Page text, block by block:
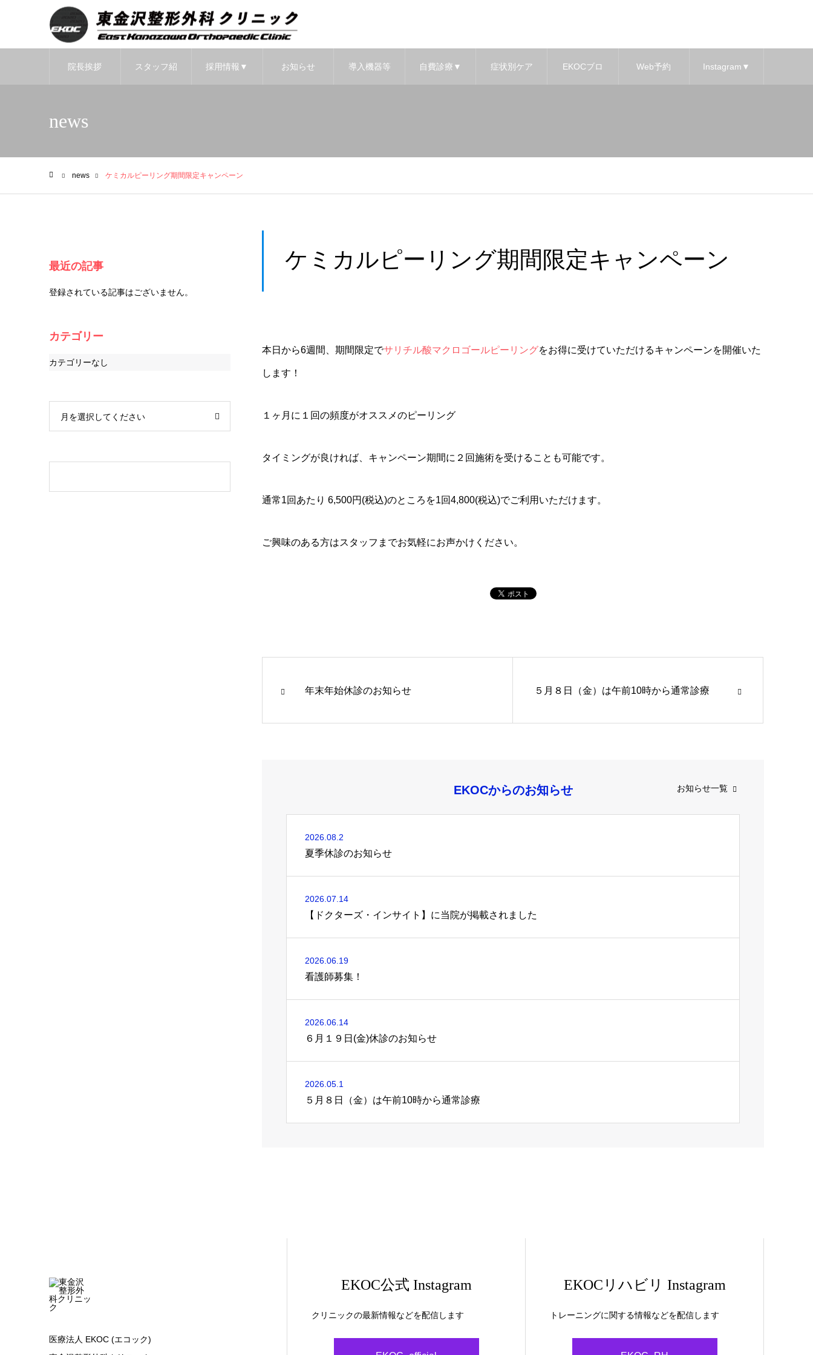
院長挨拶 スタッフ紹 採用情報▼ お知らせ 導入機器等 自費診療▼ 症状別ケア EKOCブロ Web予約 Instagram▼
news
news ケミカルピーリング期間限定キャンペーン
ケミカルピーリング期間限定キャンペーン
本日から6週間、期間限定でサリチル酸マクロゴールピーリングをお得に受けていただけるキャンペーンを開催いた
します！
１ヶ月に１回の頻度がオススメのピーリング
タイミングが良ければ、キャンペーン期間に２回施術を受けることも可能です。
通常1回あたり 6,500円(税込)のところを1回4,800(税込)でご利用いただけます。
ご興味のある方はスタッフまでお気軽にお声かけください。
年末年始休診のお知らせ ５月８日（金）は午前10時から通常診療
EKOCからのお知らせ
2026.08.2
夏季休診のお知らせ
2026.07.14
【ドクターズ・インサイト】に当院が掲載されました
2026.06.19
看護師募集！
2026.06.14
６月１９日(金)休診のお知らせ
2026.05.1
５月８日（金）は午前10時から通常診療
お知らせ一覧
最近の記事
登録されている記事はございません。
カテゴリー
カテゴリーなし
月を選択してください
医療法人 EKOC (エコック)
EKOC公式 Instagram
クリニックの最新情報などを配信します
EKOCリハビリ Instagram
トレーニングに関する情報などを配信します